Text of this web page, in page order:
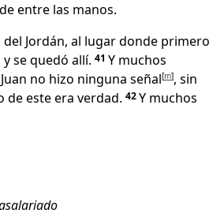
entre las manos.
Jordán, al lugar donde primero
y se quedó allí. 41 Y muchos
no hizo ninguna señal[m], sin
de esteera verdad. 42Y muchos